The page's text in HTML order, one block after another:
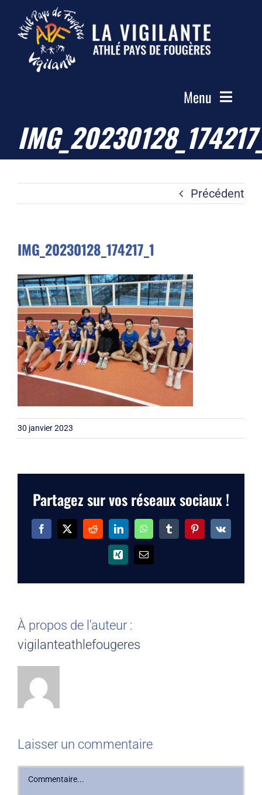
Passer
contenu
Menu
Accueil
Le Club
Photos
Contact
Précédent
IMG_20230128_174217_1
30 janvier 2023
Partagez sur vos réseaux sociaux !
Facebook
X RedditLinkedInWhatsAppTumblrPinterest
Vk
Xing Email
À propos de l'auteur :
vigilanteathlefougeres
Laisser un commentaire
Commentaire